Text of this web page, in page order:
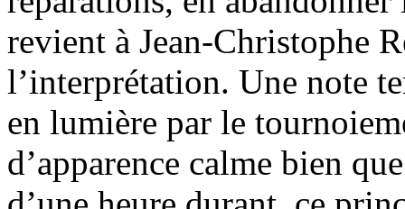
revient à Jean-Christophe
l’interprétation. Une note
en lumière par le
d’apparence calme bien